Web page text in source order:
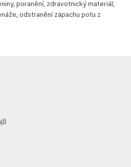
poranění, zdravotnický materiál,
odstranění zápachu potu z